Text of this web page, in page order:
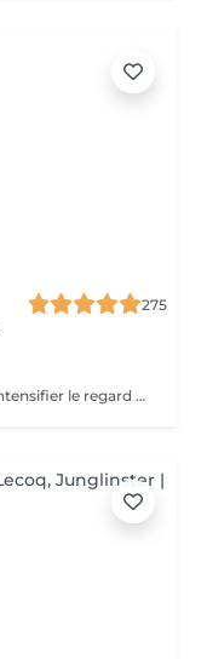
275
La teinture des cils et sourcils permet d'intensifier le regard en fonçant leur couleur naturelle. Refectocil est une gamme de produits spécifique pour le contour de l'il. Tenue : environ 3 semaines.